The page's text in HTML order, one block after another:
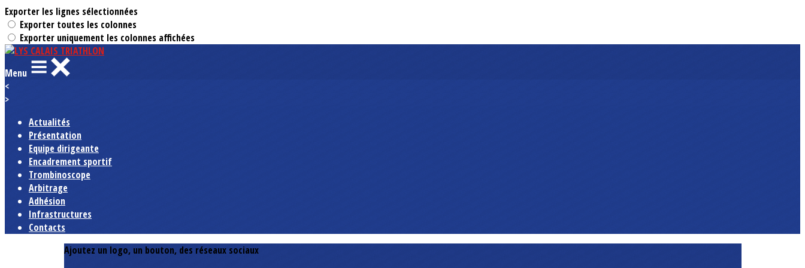
Exporter les lignes sélectionnées
Exporter toutes les colonnes
Exporter uniquement les colonnes affichées
Menu
<
>
Actualités
Présentation
Equipe dirigeante
Encadrement sportif
Trombinoscope
Arbitrage
Adhésion
Infrastructures
Contacts
Ajoutez un logo, un bouton, des réseaux sociaux